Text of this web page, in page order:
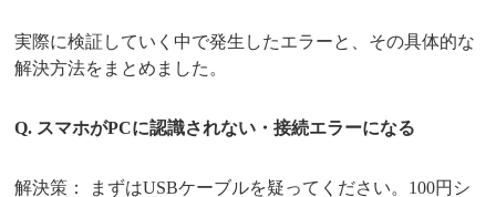
実際に検証していく中で発生したエラーと、その具体的な
解決方法をまとめました。
Q. スマホがPCに認識されない・接続エラーになる
解決策： まずはUSBケーブルを疑ってください。100円シ